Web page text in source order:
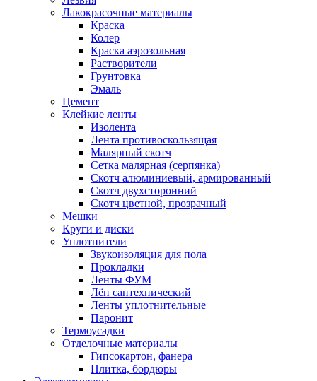
Лакокрасочные материалы
Краска
Колер
Краска аэрозольная
Растворители
Грунтовка
Эмаль
Цемент
Клейкие ленты
Изолента
Лента противоскользящая
Малярный скотч
Сетка малярная (серпянка)
Скотч алюминиевый, армированный
Скотч двухсторонний
Скотч цветной, прозрачный
Мешки
Круги и диски
Уплотнители
Звукоизоляция для пола
Прокладки
Ленты ФУМ
Лён сантехнический
Ленты уплотнительные
Паронит
Термоусадки
Отделочные материалы
Гипсокартон, фанера
Плитка, бордюры